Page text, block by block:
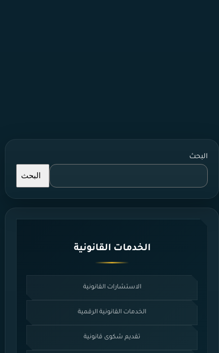
البحث
البحث
الخدمات القانونية
الاستشارات القانونية
الخدمات القانونية الرقمية
تقديم شكوى قانونية